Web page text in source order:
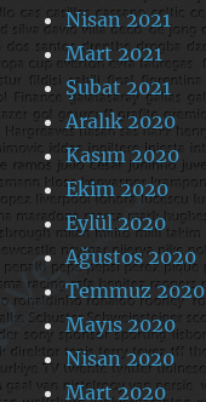
Nisan 2021
Mart 2021
Şubat 2021
Aralık 2020
Kasım 2020
Ekim 2020
Eylül 2020
Ağustos 2020
Temmuz 2020
Mayıs 2020
Nisan 2020
Mart 2020